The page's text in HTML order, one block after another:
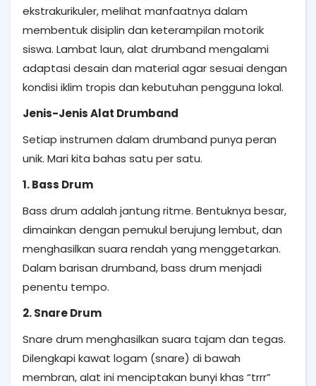
ekstrakurikuler, melihat manfaatnya dalam
membentuk disiplin dan keterampilan motorik
siswa. Lambat laun, alat drumband mengalami
adaptasi desain dan material agar sesuai dengan
kondisi iklim tropis dan kebutuhan pengguna lokal.
Jenis-Jenis Alat Drumband
Setiap instrumen dalam drumband punya peran
unik. Mari kita bahas satu per satu.
1. Bass Drum
Bass drum adalah jantung ritme. Bentuknya besar,
dimainkan dengan pemukul berujung lembut, dan
menghasilkan suara rendah yang menggetarkan.
Dalam barisan drumband, bass drum menjadi
penentu tempo.
2. Snare Drum
Snare drum menghasilkan suara tajam dan tegas.
Dilengkapi kawat logam (snare) di bawah
membran, alat ini menciptakan bunyi khas “trrr”